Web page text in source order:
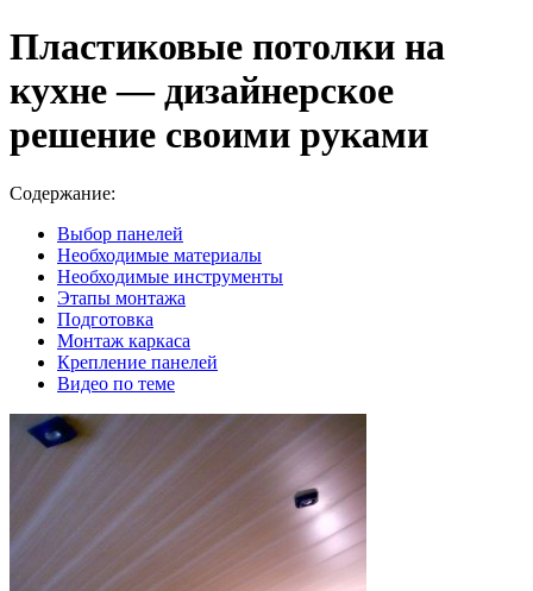
Пластиковые потолки на
кухне — дизайнерское
решение своими руками
Содержание:
Выбор панелей
Необходимые материалы
Необходимые инструменты
Этапы монтажа
Подготовка
Монтаж каркаса
Крепление панелей
Видео по теме